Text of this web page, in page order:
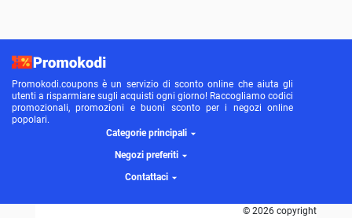
Promokodi.coupons è un servizio di sconto online che aiuta gli
utenti a risparmiare sugli acquisti ogni giorno! Raccogliamo codici
promozionali, promozioni e buoni sconto per i negozi online
popolari.
Categorie principali
Negozi preferiti
Contattaci
© 2026 copyright